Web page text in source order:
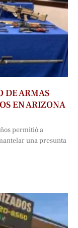
DE ARMAS
EN ARIZONA
permitió a
una presunta